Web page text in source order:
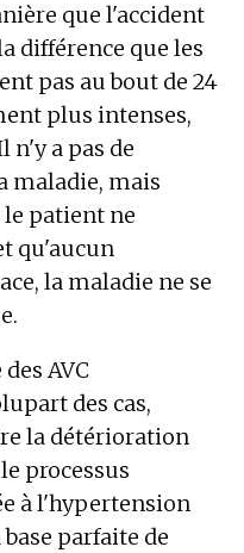
que l'accident
différence que les
pas au bout de 24
plus intenses,
n'y a pas de
maladie, mais
patient ne
qu'aucun
la maladie ne se
AVC
des cas,
la détérioration
processus
à l'hypertension
parfaite de